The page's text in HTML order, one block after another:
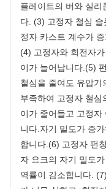
플레이트의 버와 실리
다. (3) 고정자 철심
정자 카스트 계수가
(4) 고정자와 회전자
이가 늘어납니다.(5)
철심을 줄여도 유압기
부족하여 고정자 철심
이가 줄어들고 고정자
니다.자기 밀도가 증
합니다.(6) 고정자 펀
자 요크의 자기 밀도
역률이 감소합니다.